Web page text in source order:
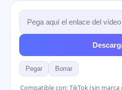
Pegar Borrar
Compatible con: TikTok (sin marca